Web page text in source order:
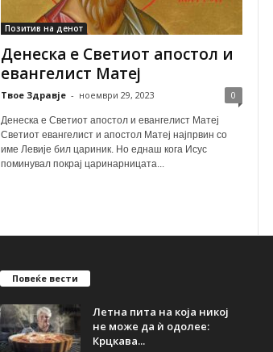
Позитив на денот
Денеска е Светиот апостол и
евангелист Матеј
Твое Здравје - ноември 29, 2023 0
Денеска е Светиот апостол и евангелист Матеј
Светиот евангелист и апостол Матеј најпрвин со
име Левије бил цариник. Но еднаш кога Исус
поминувал покрај царинарницата...
Повеќе вести
Летна пита на која никој
не може да ѝ одолее:
Крцкава...